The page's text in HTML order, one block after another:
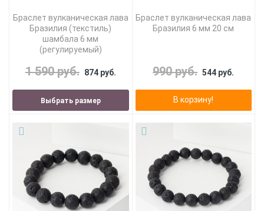
Браслет вулканическая лава
Бразилия (текстиль)
шамбала 6 мм
(регулируемый)
1 590 руб. 874 руб.
Выбрать размер
Браслет вулканическая лава
Бразилия 6 мм 20 см
990 руб. 544 руб.
В корзину!